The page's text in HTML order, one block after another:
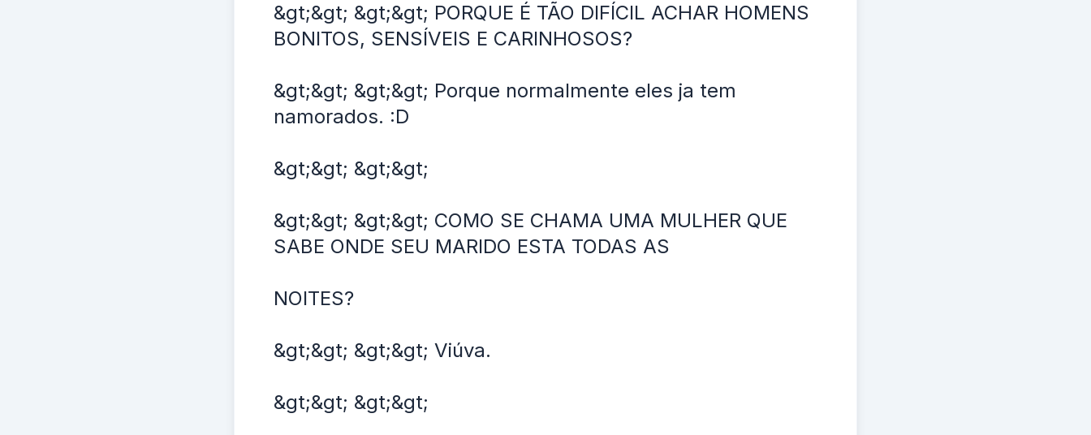
&gt;&gt; &gt;&gt; PORQUE É TÃO DIFÍCIL ACHAR HOMENS
BONITOS, SENSÍVEIS E CARINHOSOS?
&gt;&gt; &gt;&gt; Porque normalmente eles ja tem
namorados. :D
&gt;&gt; &gt;&gt;
&gt;&gt; &gt;&gt; COMO SE CHAMA UMA MULHER QUE
SABE ONDE SEU MARIDO ESTA TODAS AS
NOITES?
&gt;&gt; &gt;&gt; Viúva.
&gt;&gt; &gt;&gt;